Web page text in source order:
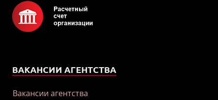
ВАКАНСИИ АГЕНТСТВА
Вакансии агентства